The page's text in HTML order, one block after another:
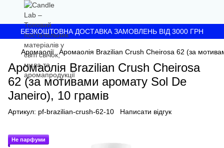
БЕЗКОШТОВНА ДОСТАВКА ЗАМОВЛЕНЬ ВІД 3000 ГРН
Аромаолії Аромаолія Brazilian Crush Cheirosa 62 (за
Аромаолія Brazilian Crush Cheirosa
62 (за мотивами аромату Sol De
Janeiro), 10 грамів
Артикул: pf-brazilian-crush-62-10 Написати відгук
Не парфуми